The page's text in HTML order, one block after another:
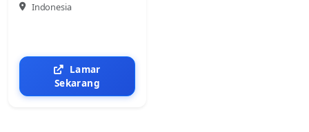
Indonesia
Lamar
Sekarang